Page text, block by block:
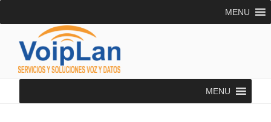
al
MENU
Asesoría Telecomunicaciones
MENU